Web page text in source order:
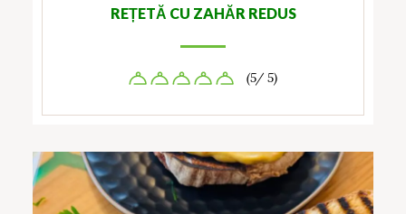
REȚETĂ CU ZAHĂR REDUS
(5/ 5)